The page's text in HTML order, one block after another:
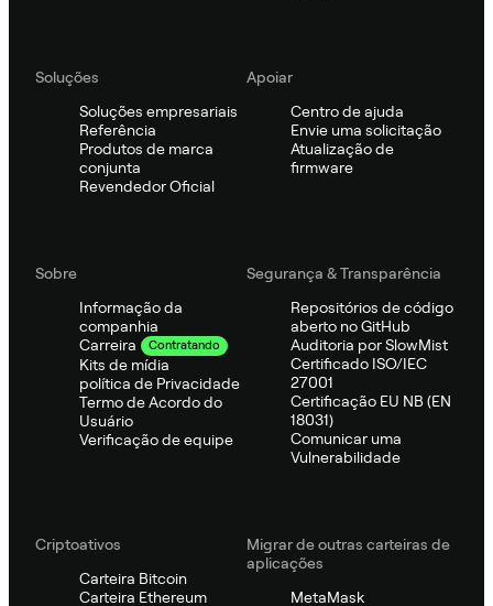
Soluções
Soluções empresariais
Referência
Produtos de marca
conjunta
Revendedor Oficial
Apoiar
Centro de ajuda
Envie uma solicitação
Atualização de
firmware
Sobre
Informação da
companhia
Carreira
Contratando
Kits de mídia
política de Privacidade
Termo de Acordo do
Usuário
Verificação de equipe
Segurança & Transparência
Repositórios de código
aberto no GitHub
Auditoria por SlowMist
Certificado ISO/IEC
27001
Certificação EU NB (EN
18031)
Comunicar uma
Vulnerabilidade
Criptoativos
Carteira Bitcoin
Carteira Ethereum
Migrar de outras carteiras de
aplicações
MetaMask